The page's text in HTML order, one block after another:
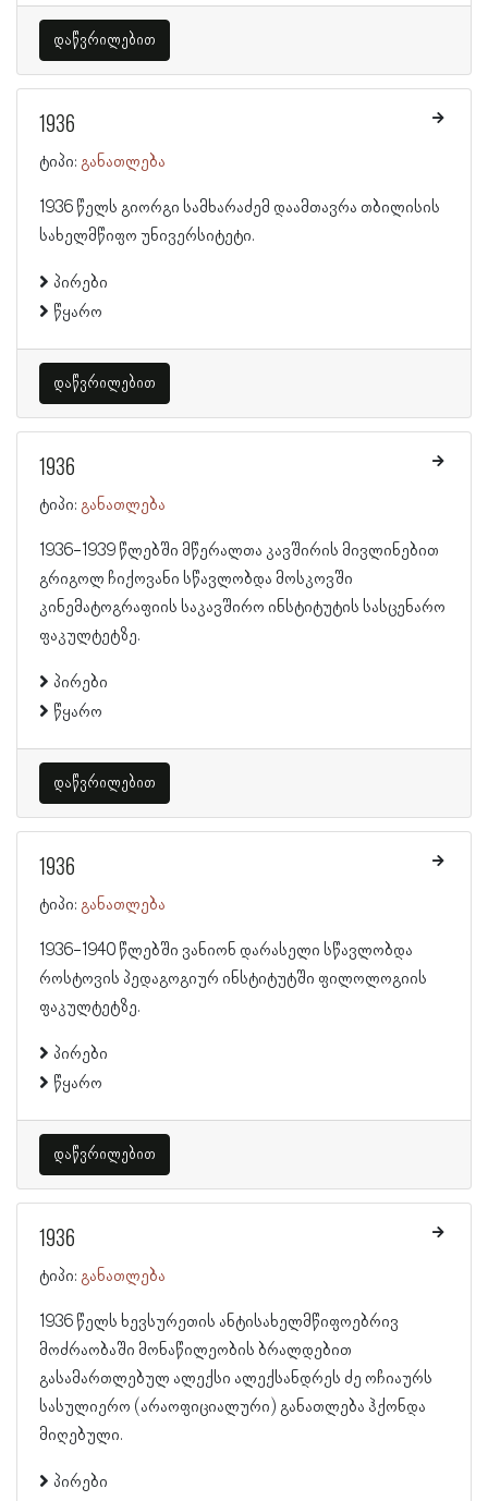
დაწვრილებით
1936
ტიპი: განათლება
1936 წელს გიორგი სამხარაძემ დაამთავრა თბილისის
სახელმწიფო უნივერსიტეტი.
პირები
წყარო
დაწვრილებით
1936
ტიპი: განათლება
1936-1939 წლებში მწერალთა კავშირის მივლინებით
გრიგოლ ჩიქოვანი სწავლობდა მოსკოვში
კინემატოგრაფიის საკავშირო ინსტიტუტის სასცენარო
ფაკულტეტზე.
პირები
წყარო
დაწვრილებით
1936
ტიპი: განათლება
1936-1940 წლებში ვანიონ დარასელი სწავლობდა
როსტოვის პედაგოგიურ ინსტიტუტში ფილოლოგიის
ფაკულტეტზე.
პირები
წყარო
დაწვრილებით
1936
ტიპი: განათლება
1936 წელს ხევსურეთის ანტისახელმწიფოებრივ
მოძრაობაში მონაწილეობის ბრალდებით
გასამართლებულ ალექსი ალექსანდრეს ძე ოჩიაურს
სასულიერო (არაოფიციალური) განათლება ჰქონდა
მიღებული.
პირები